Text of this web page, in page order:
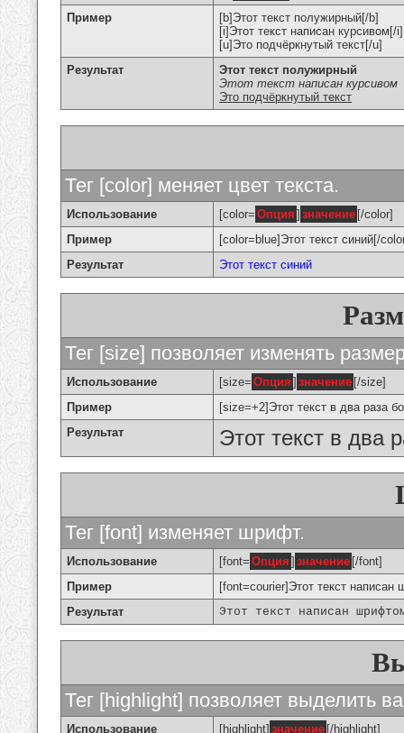
Пример
[b]Этот текст полужирный[/b]
[i]Этот текст написан курсивом[/i]
[u]Это подчёркнутый текст[/u]
Результат
Этот текст полужирный
Этот текст написан курсивом
Это подчёркнутый текст
Тег [color] меняет цвет текста.
Использование [color= Опция ] значение [/color]
Пример
[color=blue]Этот текст синий[/
Результат
Этот текст синий
Тег [size] позволяет изменять
Использование [size= Опция ] значение [/size]
Пример
[size=+2]Этот текст в два раза
Результат
Этот текст в два
Тег [font] изменяет шрифт.
Использование [font= Опция ] значение [/font]
Пример
[font=courier]Этот текст
Результат
Этот текст написан
Тег [highlight] позволяет выделить
Использование [highlight] значение [/highlight]